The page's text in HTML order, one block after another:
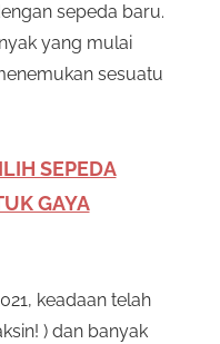
sepeda baru.
yang mulai
sesuatu
SEPEDA
GAYA
keadaan telah
) dan banyak